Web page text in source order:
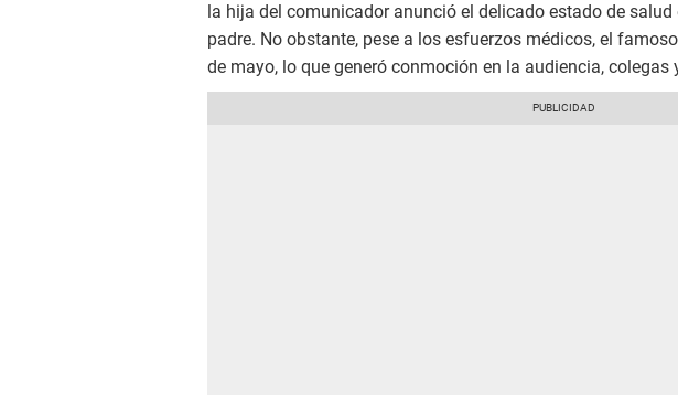
la hija del comunicador anunció el delicado estado de salud
padre. No obstante, pese a los esfuerzos médicos, el
de mayo, lo que generó conmoción en la audiencia,